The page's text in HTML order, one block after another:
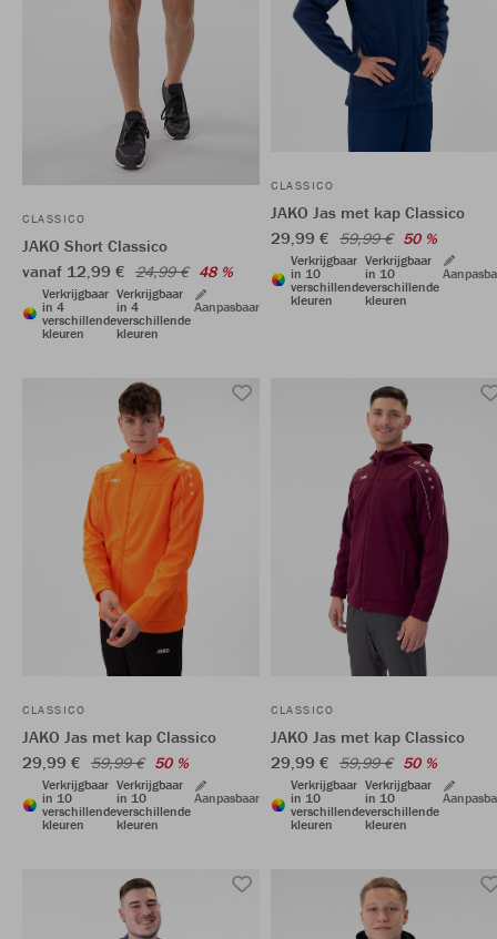
CLASSICO
JAKO Short Classico
vanaf 12,99 € 24,99 € 48 %
Verkrijgbaar
in 4
verschillende
kleuren
Verkrijgbaar
in 4
verschillende
kleuren
Aanpasbaar
CLASSICO
JAKO Jas met kap Classico
29,99 € 59,99 € 50 %
Verkrijgbaar
in 10
verschillende
kleuren
Verkrijgbaar
in 10
verschillende
kleuren
CLASSICO
JAKO Jas met kap Classico
29,99 € 59,99 € 50 %
Verkrijgbaar
in 10
verschillende
kleuren
Verkrijgbaar
in 10
verschillende
kleuren
Aanpasbaar
CLASSICO
JAKO Jas met kap Classico
29,99 € 59,99 € 50 %
Verkrijgbaar
in 10
verschillende
kleuren
Verkrijgbaar
in 10
verschillende
kleuren